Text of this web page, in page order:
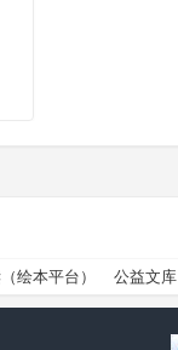
绘本平台） 公益文库